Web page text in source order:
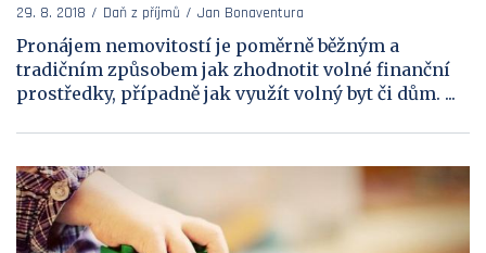
29. 8. 2018 Daň z příjmů Jan Bonaventura
Pronájem nemovitostí je poměrně běžným a
tradičním způsobem jak zhodnotit volné finanční
prostředky, případně jak využít volný byt či dům. ...